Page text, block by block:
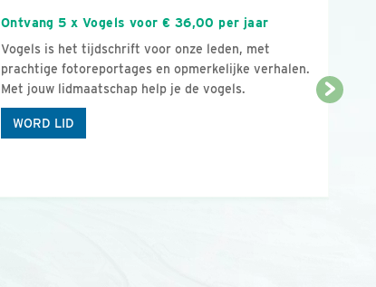
Ontvang 5 x Vogels voor € 36,00 per jaar
Vogels is het tijdschrift voor onze leden, met
prachtige fotoreportages en opmerkelijke verhalen.
Met jouw lidmaatschap help je de vogels.
WORD LID